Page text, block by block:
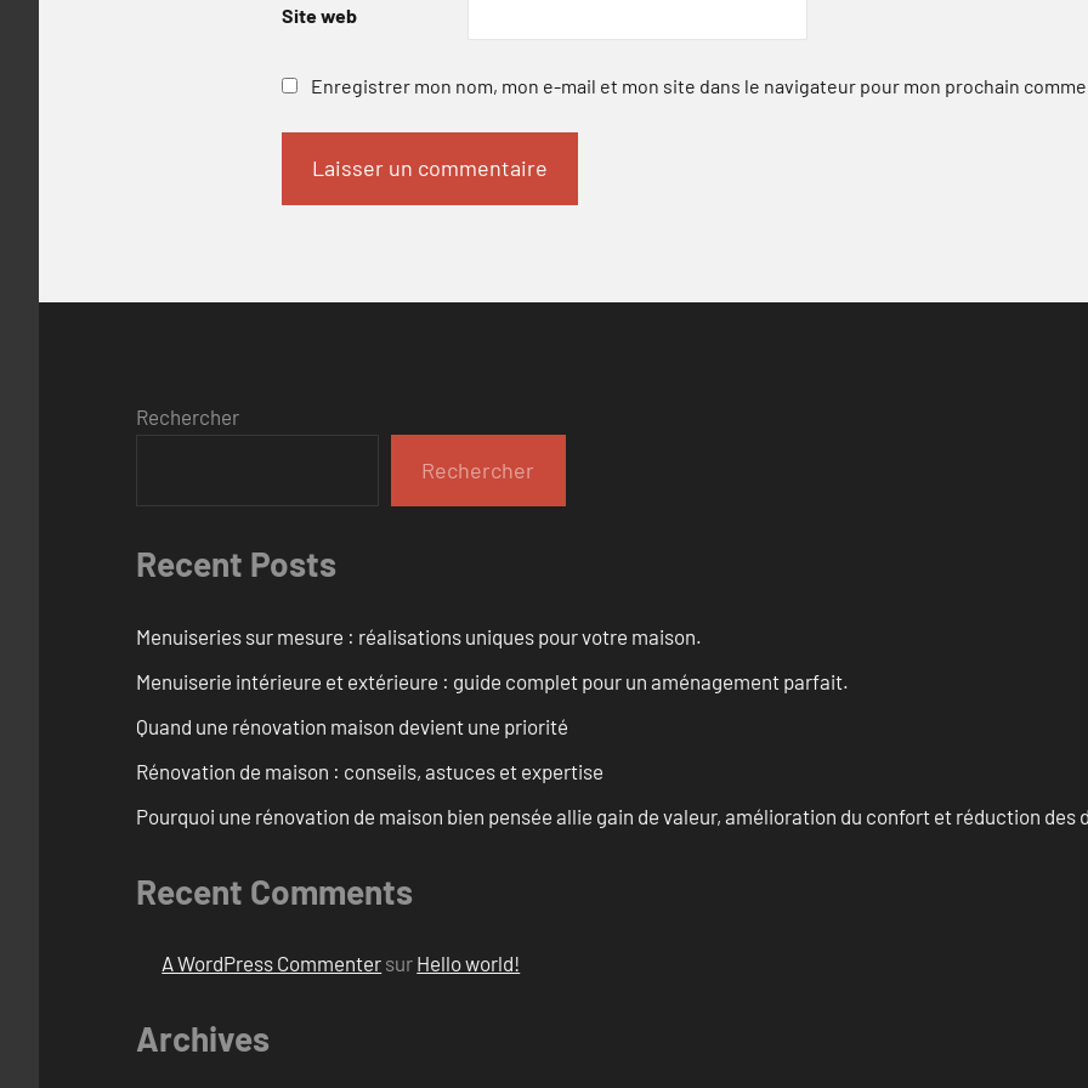
Site web
Enregistrer mon nom, mon e-mail et mon site dans le navigateur pour mon prochain
Rechercher
Rechercher
Recent Posts
Menuiseries sur mesure : réalisations uniques pour votre maison.
Menuiserie intérieure et extérieure : guide complet pour un aménagement parfait.
Quand une rénovation maison devient une priorité
Rénovation de maison : conseils, astuces et expertise
Pourquoi une rénovation de maison bien pensée allie gain de valeur, amélioration du confort et réduction des
Recent Comments
A WordPress Commenter sur Hello world!
Archives